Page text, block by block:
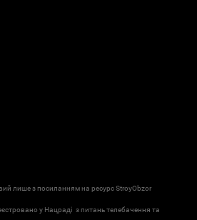
лише з посиланням на ресурс StroyObzor
у Нацраді з питань телебачення та